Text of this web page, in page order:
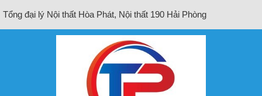
Tổng đại lý Nội thất Hòa Phát, Nội thất 190 Hải Phòng